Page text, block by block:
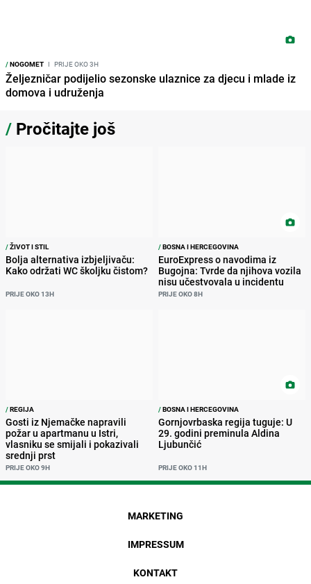
/NOGOMET I PRIJE OKO 3H
Željezničar podijelio sezonske ulaznice za djecu i mlade iz
domova i udruženja
/ Pročitajte još
/ŽIVOT I STIL
Bolja alternativa izbjeljivaču:
Kako održati WC školjku čistom?
PRIJE OKO 13H
/BOSNA I HERCEGOVINA
EuroExpress o navodima iz
Bugojna: Tvrde da njihova vozila
nisu učestvovala u incidentu
PRIJE OKO 8H
/REGIJA
Gosti iz Njemačke napravili
požar u apartmanu u Istri,
vlasniku se smijali i pokazivali
srednji prst
PRIJE OKO 9H
/BOSNA I HERCEGOVINA
Gornjovrbaska regija tuguje: U
29. godini preminula Aldina
Ljubunčić
PRIJE OKO 11H
MARKETING
IMPRESSUM
KONTAKT